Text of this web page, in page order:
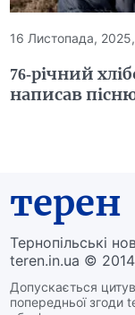
16 Листопада,
76-річний
написав
терен
Тернопільські
teren.in.ua ©
Допускається
попередньої згоди